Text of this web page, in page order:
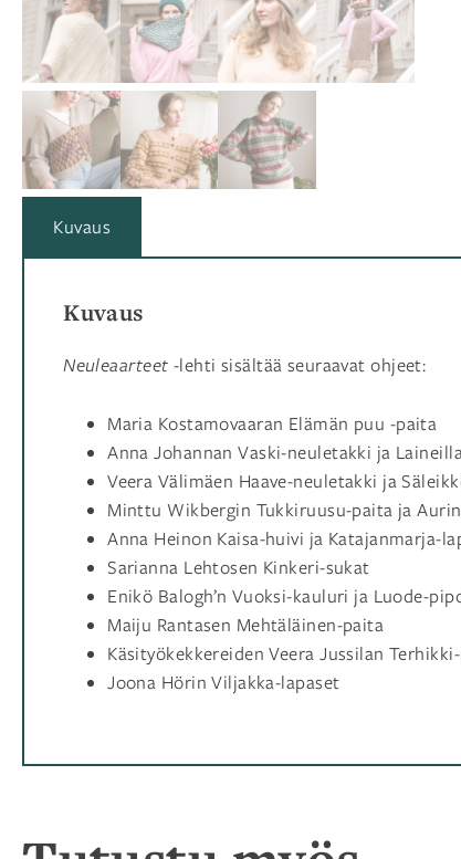
Kuvaus
Kuvaus
Neuleaarteet -lehti sisältää seuraavat ohjeet:
Maria Kostamovaaran Elämän puu -paita
Anna Johannan Vaski-neuletakki ja
Veera Välimäen Haave-neuletakki ja
Minttu Wikbergin Tukkiruusu-paita ja
Anna Heinon Kaisa-huivi ja Katajanmarja-
Sarianna Lehtosen Kinkeri-sukat
Enikö Balogh’n Vuoksi-kauluri ja Luode-
Maiju Rantasen Mehtäläinen-paita
Käsityökekkereiden Veera Jussilan
Joona Hörin Viljakka-lapaset